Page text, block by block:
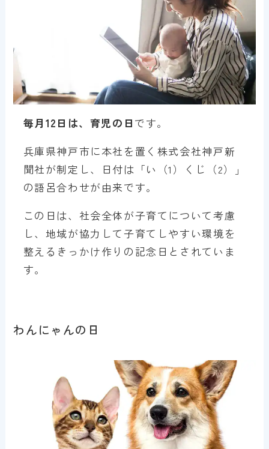
毎月12日は、育児の日 です。
兵庫県神戸市に本社を置く株式会社神戸新
聞社が制定し、日付は「い（1）くじ（2）」
の語呂合わせが由来です。
この日は、社会全体が子育てについて考慮
し、地域が協力して子育てしやすい環境を
整えるきっかけ作りの記念日とされていま
す。
わんにゃんの日